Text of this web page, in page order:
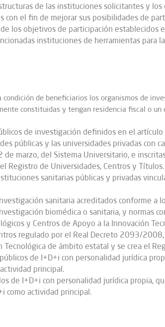
de las instituciones solicitantes y
con el fin de mejorar sus posibilidades de
los objetivos de participación establecidos
instituciones de herramientas para
condición de beneficiarios los organismos de
constituidas y tengan residencia fiscal o
de investigación definidos en el
públicas y las universidades privadas con
marzo, del Sistema Universitario, e
Registro de Universidades, Centros y Títulos.
sanitarias públicas y privadas
sanitaria acreditados conforme
biomédica o sanitaria, y normas
y Centros de Apoyo a la Innovación
regulado por el Real Decreto 2093/
Tecnológica de ámbito estatal y se crea el
de I+D+i con personalidad jurídica
principal.
de I+D+i con personalidad jurídica propia,
como actividad principal.